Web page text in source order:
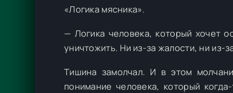
«Логика мясника».
— Логика человека, который хочет
уничтожить. Ни из-за жалости, ни из-
Тишина замолчал. И в этом
понимание человека, который